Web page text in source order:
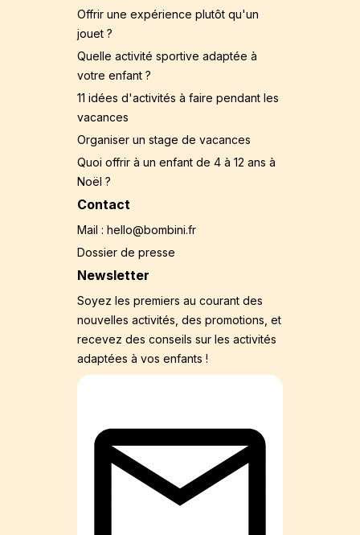
Offrir une expérience plutôt qu'un
jouet ?
Quelle activité sportive adaptée à
votre enfant ?
11 idées d'activités à faire pendant les
vacances
Organiser un stage de vacances
Quoi offrir à un enfant de 4 à 12 ans à
Noël ?
Contact
Mail : hello@bombini.fr
Dossier de presse
Newsletter
Soyez les premiers au courant des
nouvelles activités, des promotions, et
recevez des conseils sur les activités
adaptées à vos enfants !